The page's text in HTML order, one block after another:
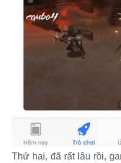
Thứ hai, đã rất lâu rồi,